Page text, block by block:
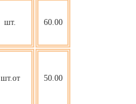
шт. 60.00
шт.от 50.00